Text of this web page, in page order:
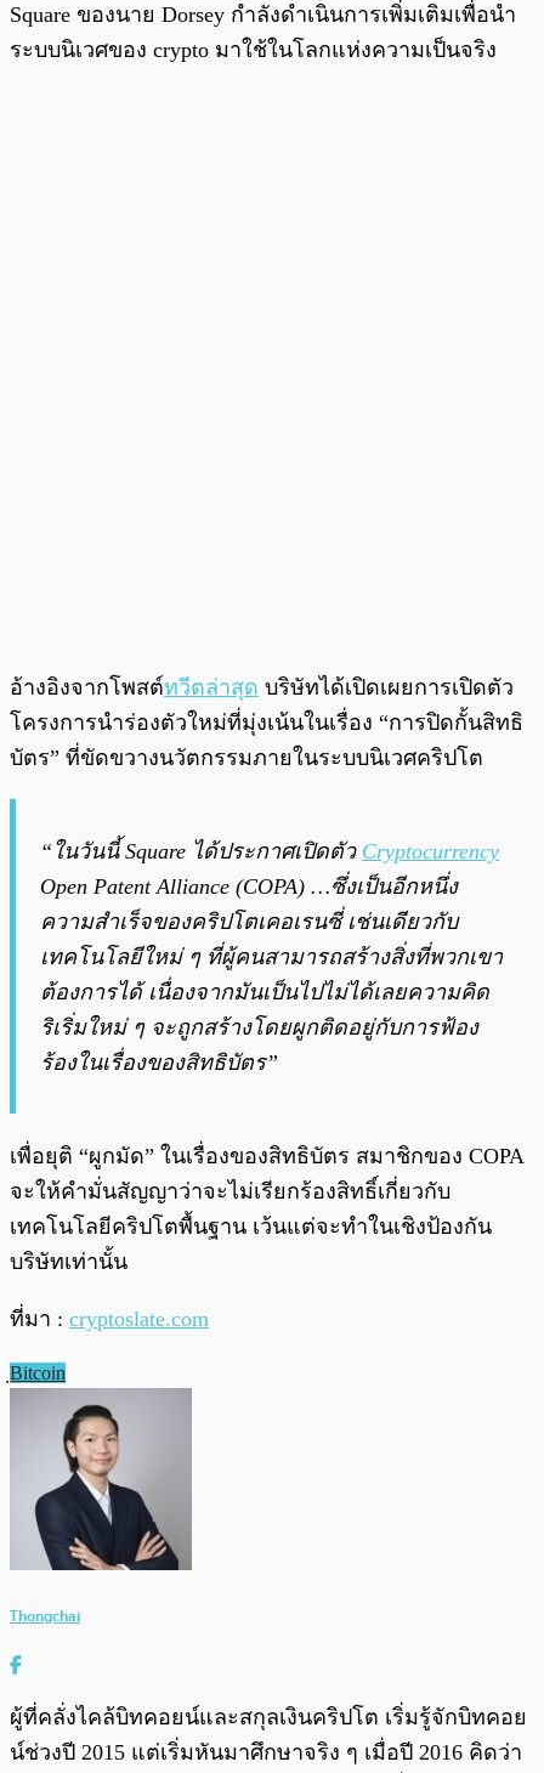
Square ของนาย Dorsey กำลังดำเนินการเพิ่มเติมเพื่อนำ
ระบบนิเวศของ crypto มาใช้ในโลกแห่งความเป็นจริง
อ้างอิงจากโพสต์ทวีตล่าสุด บริษัทได้เปิดเผยการเปิดตัว
โครงการนำร่องตัวใหม่ที่มุ่งเน้นในเรื่อง “การปิดกั้นสิทธิ
บัตร” ที่ขัดขวางนวัตกรรมภายในระบบนิเวศคริปโต
“ในวันนี้ Square ได้ประกาศเปิดตัว Cryptocurrency
Open Patent Alliance (COPA) …ซึ่งเป็นอีกหนึ่ง
ความสำเร็จของคริปโตเคอเรนซี่ เช่นเดียวกับ
เทคโนโลยีใหม่ ๆ ที่ผู้คนสามารถสร้างสิ่งที่พวกเขา
ต้องการได้ เนื่องจากมันเป็นไปไม่ได้เลยความคิด
ริเริ่มใหม่ ๆ จะถูกสร้างโดยผูกติดอยู่กับการฟ้อง
ร้องในเรื่องของสิทธิบัตร”
เพื่อยุติ “ผูกมัด” ในเรื่องของสิทธิบัตร สมาชิกของ COPA
จะให้คำมั่นสัญญาว่าจะไม่เรียกร้องสิทธิ์เกี่ยวกับ
เทคโนโลยีคริปโตพื้นฐาน เว้นแต่จะทำในเชิงป้องกัน
บริษัทเท่านั้น
ที่มา : cryptoslate.com
ฺBitcoin
Thongchai
ผู้ที่คลั่งไคล้บิทคอยน์และสกุลเงินคริปโต เริ่มรู้จักบิทคอย
น์ช่วงปี 2015 แต่เริ่มหันมาศึกษาจริง ๆ เมื่อปี 2016 คิดว่า